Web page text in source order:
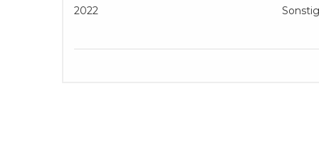
2022